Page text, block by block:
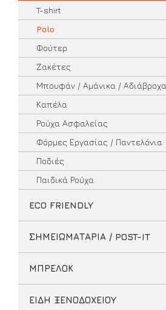
T-shirt
Polo
Φούτερ
Ζακέτες
Μπουφάν / Αμάνικα / Αδιάβροχα
Καπέλα
Ρούχα Ασφαλείας
Φόρμες Εργασίας / Παντελόνια
Ποδιές
Παιδικά Ρούχα
ECO FRIENDLY
ΣΗΜΕΙΩΜΑΤΑΡΙΑ / POST-IT
ΜΠΡΕΛΟΚ
ΕΙΔΗ ΞΕΝΟΔΟΧΕΙΟΥ